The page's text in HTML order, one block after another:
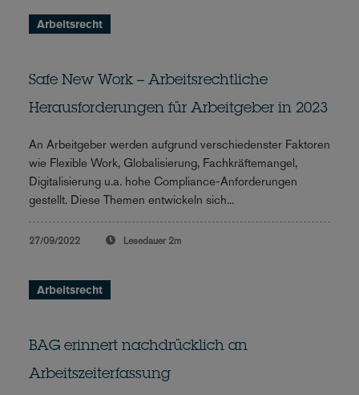
Arbeitsrecht
Safe New Work – Arbeitsrechtliche
Herausforderungen für Arbeitgeber in 2023
An Arbeitgeber werden aufgrund verschiedenster Faktoren
wie Flexible Work, Globalisierung, Fachkräftemangel,
Digitalisierung u.a. hohe Compliance-Anforderungen
gestellt. Diese Themen entwickeln sich...
27/09/2022 Lesedauer 2m
Arbeitsrecht
BAG erinnert nachdrücklich an
Arbeitszeiterfassung